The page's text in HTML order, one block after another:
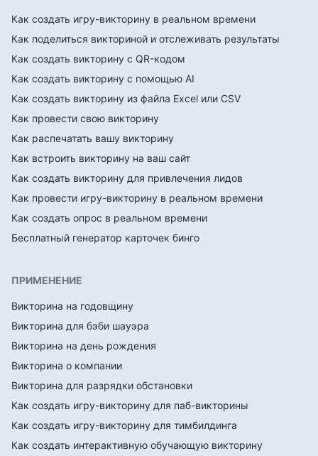
Как создать игру-викторину в реальном времени
Как поделиться викториной и отслеживать результаты
Как создать викторину с QR-кодом
Как создать викторину с помощью AI
Как создать викторину из файла Excel или CSV
Как провести свою викторину
Как распечатать вашу викторину
Как встроить викторину на ваш сайт
Как создать викторину для привлечения лидов
Как провести игру-викторину в реальном времени
Как создать опрос в реальном времени
Бесплатный генератор карточек бинго
ПРИМЕНЕНИЕ
Викторина на годовщину
Викторина для бэби шауэра
Викторина на день рождения
Викторина о компании
Викторина для разрядки обстановки
Как создать игру-викторину для паб-викторины
Как создать игру-викторину для тимбилдинга
Как создать интерактивную обучающую викторину